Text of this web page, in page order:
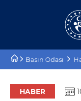
Basın Odası
HABER
Bakan Yardımcıları
Tarihçe
Misyon, Vizyon
Projeler
Proje Destekleri